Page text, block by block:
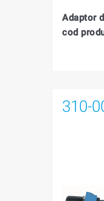
Adaptor
cod
310-